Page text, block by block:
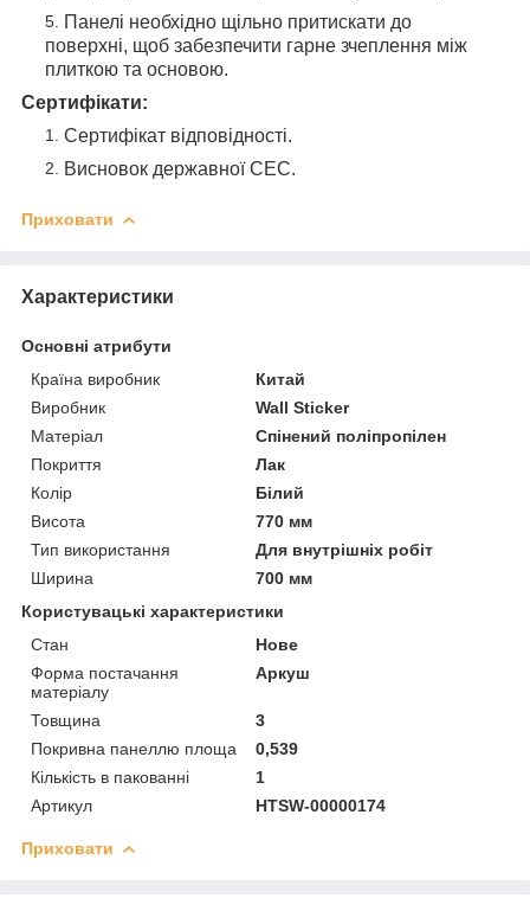
Панелі необхідно щільно притискати до
поверхні, щоб забезпечити гарне зчеплення між
плиткою та основою.
Сертифікати:
Сертифікат відповідності.
Висновок державної СЕС.
Приховати
Характеристики
Основні атрибути
Країна виробник
Китай
Виробник
Wall Sticker
Матеріал
Спінений поліпропілен
Покриття
Лак
Колір
Білий
Висота
770 мм
Тип використання
Для внутрішніх робіт
Ширина
700 мм
Користувацькі характеристики
Стан
Нове
Форма постачання
матеріалу
Аркуш
Товщина
3
Покривна панеллю площа
0,539
Кількість в пакованні
1
Артикул
HTSW-00000174
Приховати